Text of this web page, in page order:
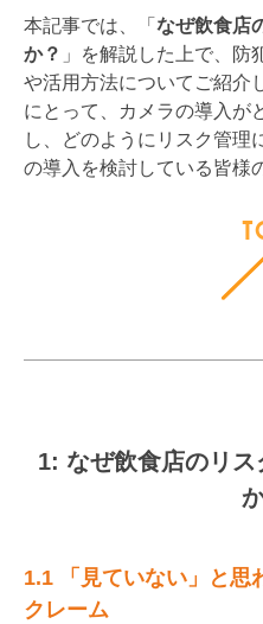
本記事では、「 なぜ飲食店
か？ 」を解説した上で、防
や活用方法についてご紹介
にとって、カメラの導入が
し、どのようにリスク管理
の導入を検討している皆様
1: なぜ飲食店のリ
1.1 「見ていない」と思
クレーム